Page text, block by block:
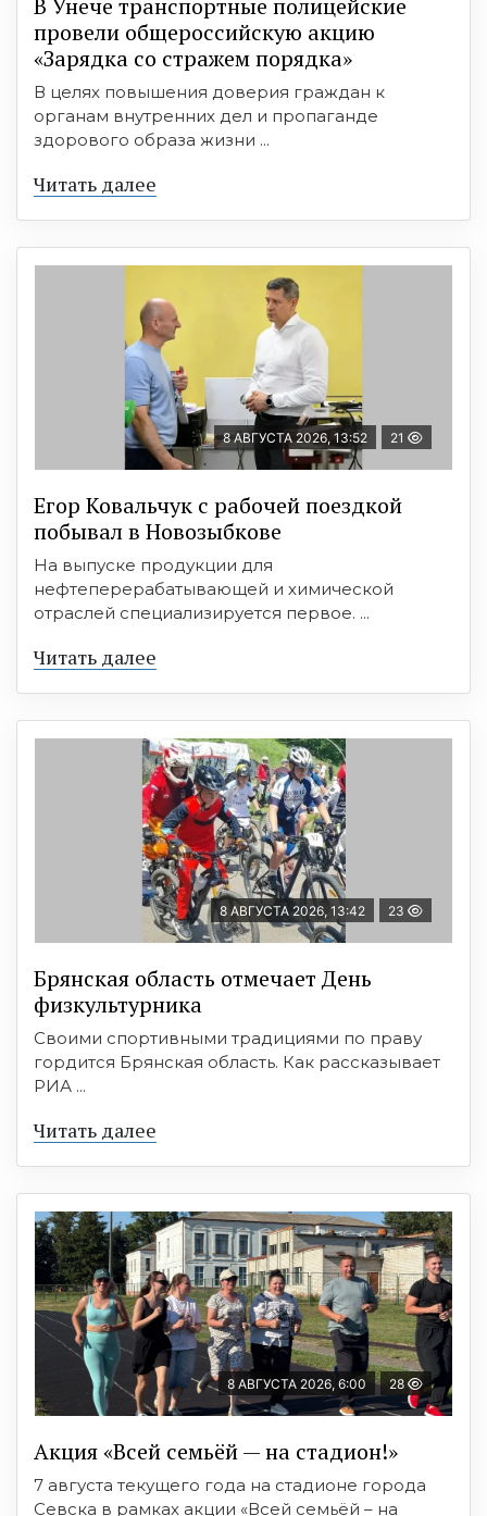
провели общероссийскую акцию
«Зарядка со стражем порядка»
В целях повышения доверия граждан к
органам внутренних дел и пропаганде
здорового образа жизни ...
Читать далее
8 АВГУСТА 2026, 13:52 21
Егор Ковальчук с рабочей поездкой
побывал в Новозыбкове
На выпуске продукции для
нефтеперерабатывающей и химической
отраслей специализируется первое. ...
Читать далее
8 АВГУСТА 2026, 13:42 23
Брянская область отмечает День
физкультурника
Своими спортивными традициями по праву
гордится Брянская область. Как рассказывает
РИА ...
Читать далее
8 АВГУСТА 2026, 6:00 28
Акция «Всей семьёй — на стадион!»
7 августа текущего года на стадионе города
Севска в рамках акции «Всей семьёй – на